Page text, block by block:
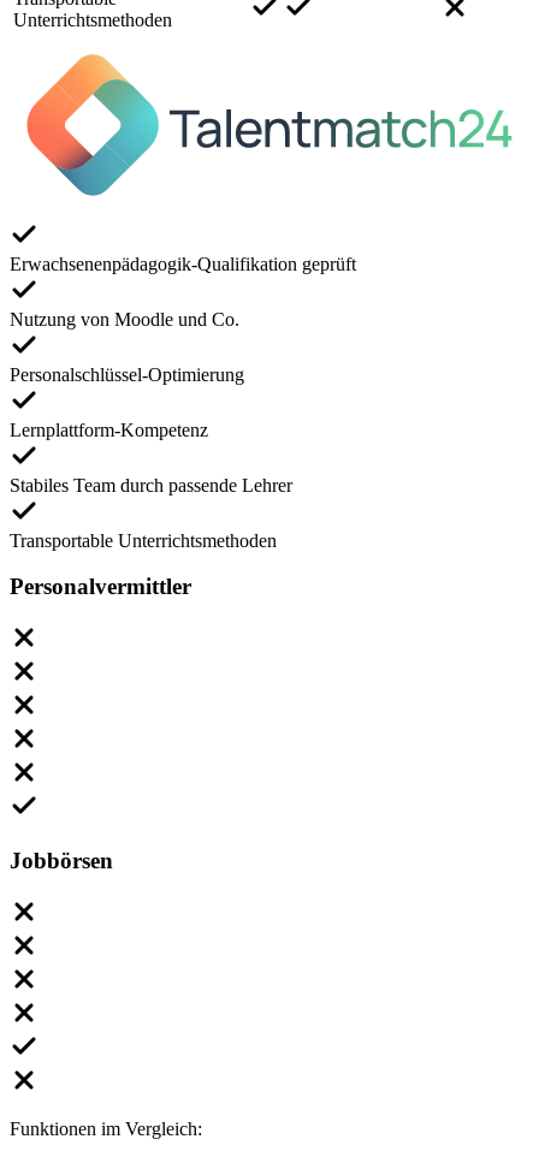
Unterrichtsmethoden
Erwachsenenpädagogik-Qualifikation geprüft
Nutzung von Moodle und Co.
Personalschlüssel-Optimierung
Lernplattform-Kompetenz
Stabiles Team durch passende Lehrer
Transportable Unterrichtsmethoden
Personalvermittler
Jobbörsen
Funktionen im Vergleich: